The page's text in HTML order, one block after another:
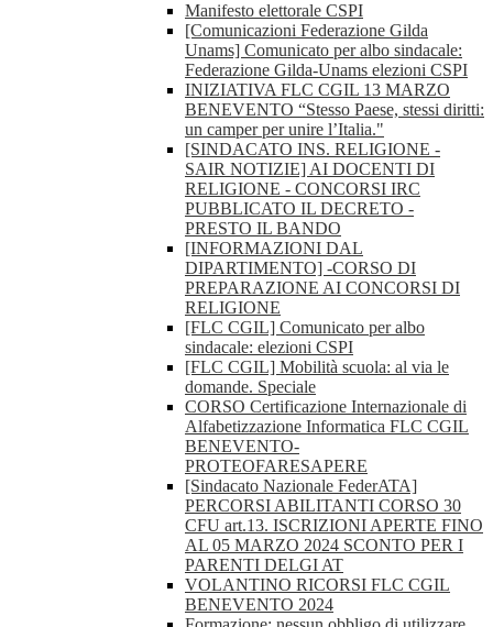
Manifesto elettorale CSPI
[Comunicazioni Federazione Gilda
Unams] Comunicato per albo sindacale:
Federazione Gilda-Unams elezioni CSPI
INIZIATIVA FLC CGIL 13 MARZO
BENEVENTO “Stesso Paese, stessi diritti:
un camper per unire l’Italia."
[SINDACATO INS. RELIGIONE -
SAIR NOTIZIE] AI DOCENTI DI
RELIGIONE - CONCORSI IRC
PUBBLICATO IL DECRETO -
PRESTO IL BANDO
[INFORMAZIONI DAL
DIPARTIMENTO] -CORSO DI
PREPARAZIONE AI CONCORSI DI
RELIGIONE
[FLC CGIL] Comunicato per albo
sindacale: elezioni CSPI
[FLC CGIL] Mobilità scuola: al via le
domande. Speciale
CORSO Certificazione Internazionale di
Alfabetizzazione Informatica FLC CGIL
BENEVENTO-
PROTEOFARESAPERE
[Sindacato Nazionale FederATA]
PERCORSI ABILITANTI CORSO 30
CFU art.13. ISCRIZIONI APERTE FINO
AL 05 MARZO 2024 SCONTO PER I
PARENTI DELGI AT
VOLANTINO RICORSI FLC CGIL
BENEVENTO 2024